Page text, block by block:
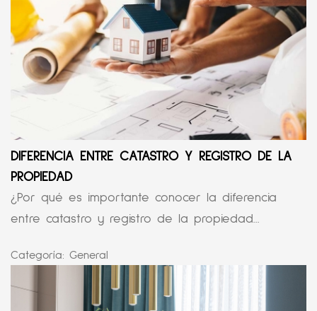
DIFERENCIA ENTRE CATASTRO Y REGISTRO DE LA
PROPIEDAD
¿Por qué es importante conocer la diferencia
entre catastro y registro de la propiedad...
Categoría: General